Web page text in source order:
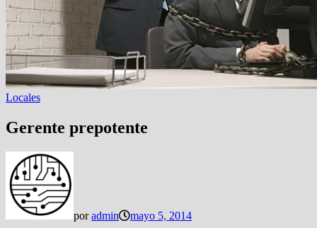
Locales
Gerente prepotente
poradmin mayo 5, 2014